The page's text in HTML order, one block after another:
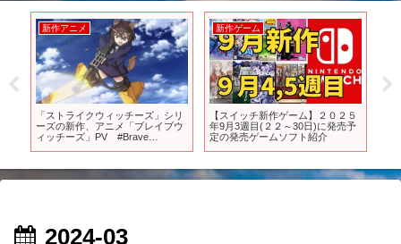
新作ゲーム】２０２５
(２２～30日)に発売予
ームソフト紹介
新作ゲーム
【アニメ】本人の前で新作ゲーム
の〇〇〇流してみた #shorts
#asmr #すとうぃず
新作アニメ
Mash & friends go to
defeating Innocent
2nd Season Eps 12
2024-03